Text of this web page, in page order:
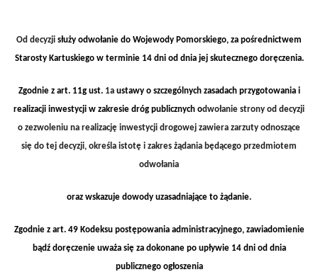
Od decyzji służy odwołanie do Wojewody Pomorskiego, za pośrednictwem
Starosty Kartuskiego w terminie 14 dni od dnia jej skutecznego doręczenia.
Zgodnie z art. 11g ust. 1a ustawy o szczególnych zasadach przygotowania i
realizacji inwestycji w zakresie dróg publicznych odwołanie strony od decyzji
o zezwoleniu na realizację inwestycji drogowej zawiera zarzuty odnoszące
się do tej decyzji, określa istotę i zakres żądania będącego przedmiotem
odwołania
oraz wskazuje dowody uzasadniające to żądanie.
Zgodnie z art. 49 Kodeksu postępowania administracyjnego, zawiadomienie
bądź doręczenie uważa się za dokonane po upływie 14 dni od dnia
publicznego ogłoszenia